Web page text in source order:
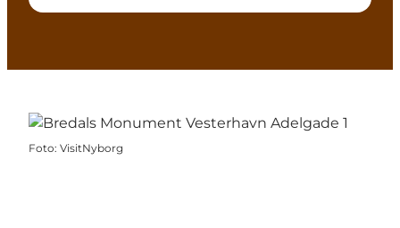
Foto: VisitNyborg